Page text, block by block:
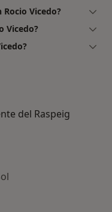
Vicedo?
Vicedo?
del Raspeig